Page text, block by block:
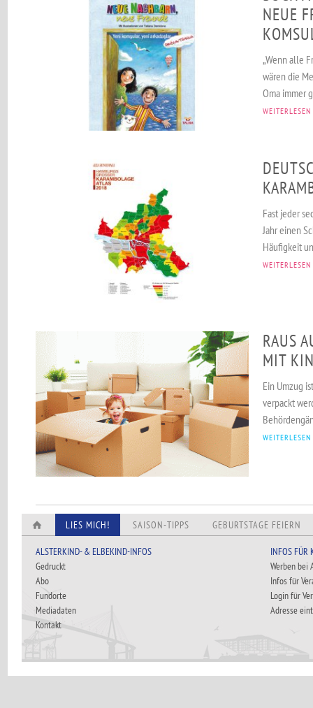
NEUE
„Wenn alle
wären die
Oma immer
WEITERLESEN
Fast jeder
Jahr einen
Häufigkeit
WEITERLESEN
RAUS
MIT
Ein Umzug
verpackt
WEITERLESEN
LIES MICH! SAISON-TIPPS GEBURTSTAGE FEIERN
ALSTERKIND- & ELBEKIND-INFOS
Gedruckt
Abo
Fundorte
Mediadaten
Kontakt
INFOS FÜR
Werben bei
Infos für
Login für
Adresse